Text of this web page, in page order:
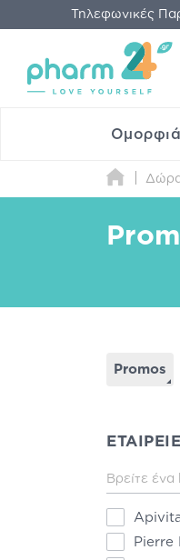
Τηλεφωνικές
Ομορφιά
Promos
Pierre